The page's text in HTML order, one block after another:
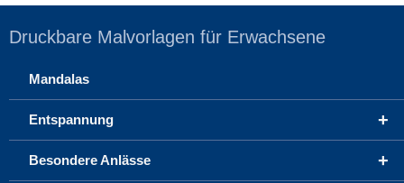
Druckbare Malvorlagen für Erwachsene
Mandalas
+
Entspannung
+
Besondere Anlässe